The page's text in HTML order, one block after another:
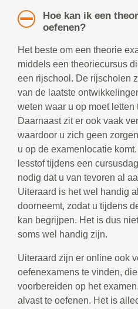
Hoe kan ik een
oefenen?
Het beste om een theorie
middels een theoriecursus
een rijschool. De rijscholen
van de laatste
weten waar u op moet letten
Daarnaast zit er ook vaak
waardoor u zich geen
u op de examenlocatie
lesstof tijdens een
nodig dat u van tevoren al
Uiteraard is het wel handig
doorneemt, zodat u tijdens
kan begrijpen. Het is dus
soms wel handig zijn.
Uiteraard zijn er online ook
oefenexamens te vinden,
voorbereiden op het
alvast te oefenen. Het is